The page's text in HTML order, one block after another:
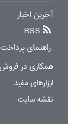
آخرین اخبار
RSS
راهنمای پرداخت
همکاری در فروش
ابزارهای مفید
نقشه سایت